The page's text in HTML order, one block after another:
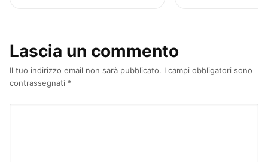
Lascia un commento
Il tuo indirizzo email non sarà pubblicato. I campi obbligatori sono
contrassegnati *